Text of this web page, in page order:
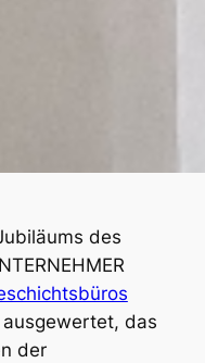
des
das
der